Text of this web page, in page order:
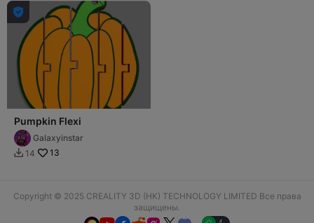

Pumpkin Flexi
Galaxyinstar
 14 13
Copyright © 2025 CREALITY 3D (HK) TECHNOLOGY LIMITED Все права
защищены.